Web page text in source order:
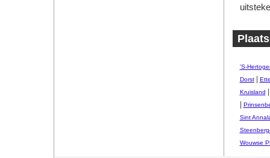
'S-
Dorst|
Kruisland
Sint
Wouwse